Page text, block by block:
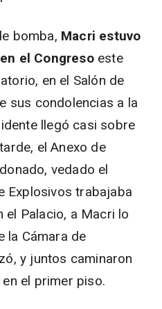
bomba, Macri estuvo
el Congresoeste
en el Salón de
sus condolencias a la
llegó casi sobre
el Anexo de
vedado el
Explosivos trabajaba
el Palacio, a Macri lo
la Cámara de
y juntos caminaron
el primer piso.